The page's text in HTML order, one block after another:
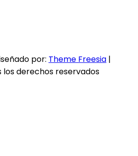
por: Theme Freesia |
los derechos reservados